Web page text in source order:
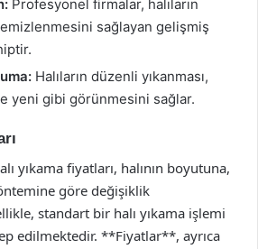
Profesyonel firmalar, halıların
sağlayan gelişmiş
Halıların düzenli yıkanması,
yeni gibi görünmesini sağlar.
yıkama fiyatları, halının boyutuna,
göre değişiklik
standart bir halı yıkama işlemi
edilmektedir. **Fiyatlar**, ayrıca